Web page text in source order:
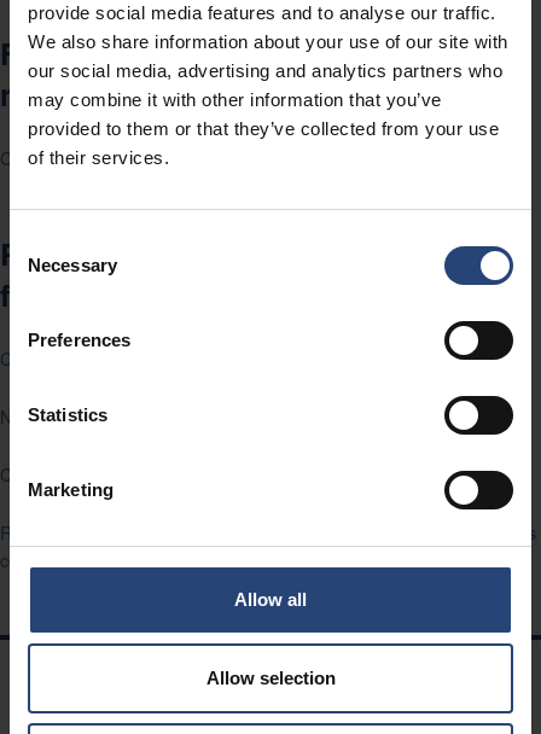
provide social media features and to analyse our traffic.
We also share information about your use of our site with
our social media, advertising and analytics partners who
may combine it with other information that you’ve
provided to them or that they’ve collected from your use
of their services.
Consent
Selection
Necessary
Preferences
Statistics
Marketing
Allow all
Allow selection
Formulaire de demande de
renseignements du fournisseur
Cliquez ici pour soumettre votre demande
Renseignements à l’intention des
fournisseurs
Conditions générales d’achat
Nefab Liste des matériaux restreints
Code de conduite de Nefab
Renseignements sur la protection de la vie privée pour les partenaires
commerciaux
LA NAVIGATION